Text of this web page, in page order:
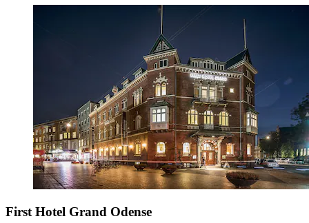
First Hotel Grand Odense